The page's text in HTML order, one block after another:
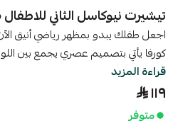
تيشيرت نيوكاسل الثاني للاطفال 25/26
اجعل طفلك يبدو بمظهر رياضي أنيق
كورفا يأتي بتصميم عصري يجمع بين
قراءة المزيد
١١٩
متوفر